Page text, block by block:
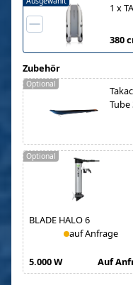
1 x
380
Zubehör
Tube
Optional
BLADE HALO 6
auf Anfrage
5.000 W Auf
Optional